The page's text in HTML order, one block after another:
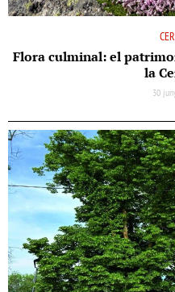
Flora culminal: el
la
30